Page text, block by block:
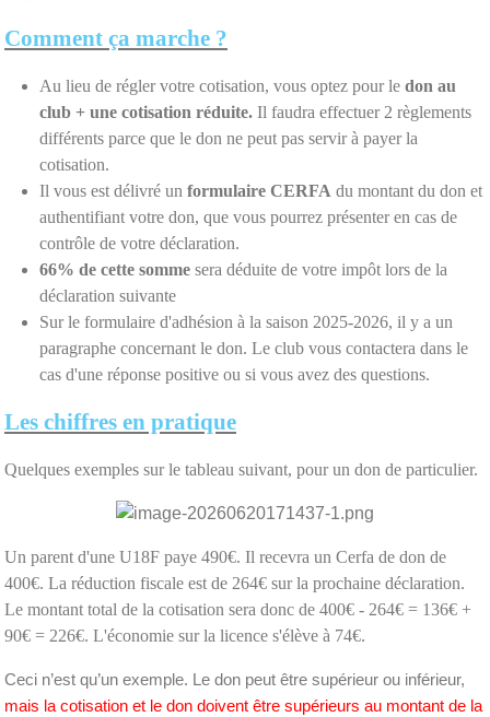
Comment ça marche ?
Au lieu de régler votre cotisation, vous optez pour le don au
club + une cotisation réduite. Il faudra effectuer 2 règlements
différents parce que le don ne peut pas servir à payer la
cotisation.
Il vous est délivré un formulaire CERFA du montant du don et
authentifiant votre don, que vous pourrez présenter en cas de
contrôle de votre déclaration.
66% de cette somme sera déduite de votre impôt lors de la
déclaration suivante
Sur le formulaire d'adhésion à la saison 2025-2026, il y a un
paragraphe concernant le don. Le club vous contactera dans le
cas d'une réponse positive ou si vous avez des questions.
Les chiffres en pratique
Quelques exemples sur le tableau suivant, pour un don de particulier.
Un parent d'une U18F paye 490€. Il recevra un Cerfa de don de
400€. La réduction fiscale est de 264€ sur la prochaine déclaration.
Le montant total de la cotisation sera donc de 400€ - 264€ = 136€ +
90€ = 226€. L'économie sur la licence s'élève à 74€.
Ceci n’est qu’un exemple. Le don peut être supérieur ou inférieur,
mais la cotisation et le don doivent être supérieurs au montant de la